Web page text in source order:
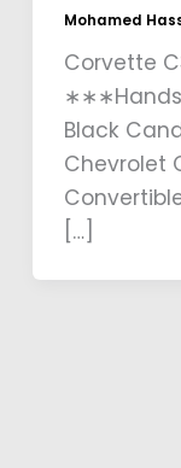
Mohamed
Corvette
Black
Chevrolet
[…]